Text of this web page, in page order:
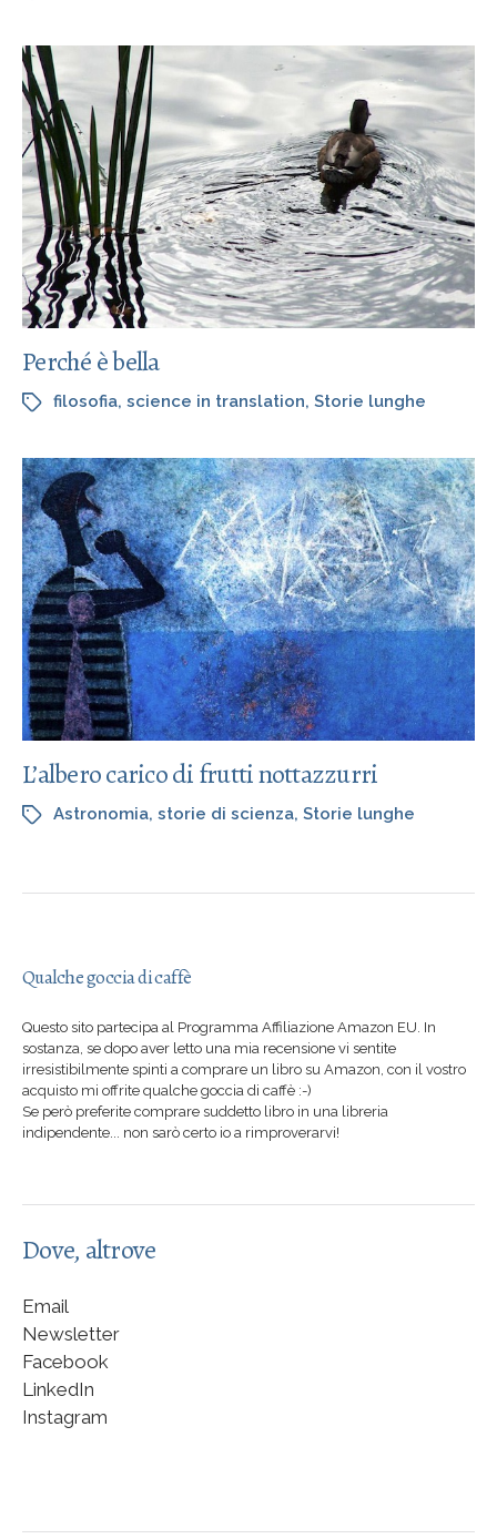
Perché è bella
filosofia, science in translation, Storie lunghe
L’albero carico di frutti nottazzurri
Astronomia, storie di scienza, Storie lunghe
Qualche goccia di caffè
Questo sito partecipa al Programma Affiliazione Amazon EU. In
sostanza, se dopo aver letto una mia recensione vi sentite
irresistibilmente spinti a comprare un libro su Amazon, con il vostro
acquisto mi offrite qualche goccia di caffè :-)
Se però preferite comprare suddetto libro in una libreria
indipendente... non sarò certo io a rimproverarvi!
Dove, altrove
Email
Newsletter
Facebook
LinkedIn
Instagram